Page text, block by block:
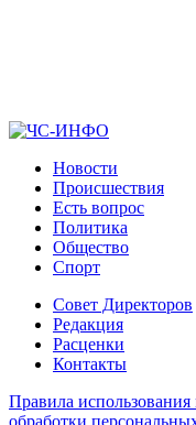
Новости
Происшествия
Есть вопрос
Политика
Общество
Спорт
Совет Директоров
Редакция
Расценки
Контакты
Правила использования